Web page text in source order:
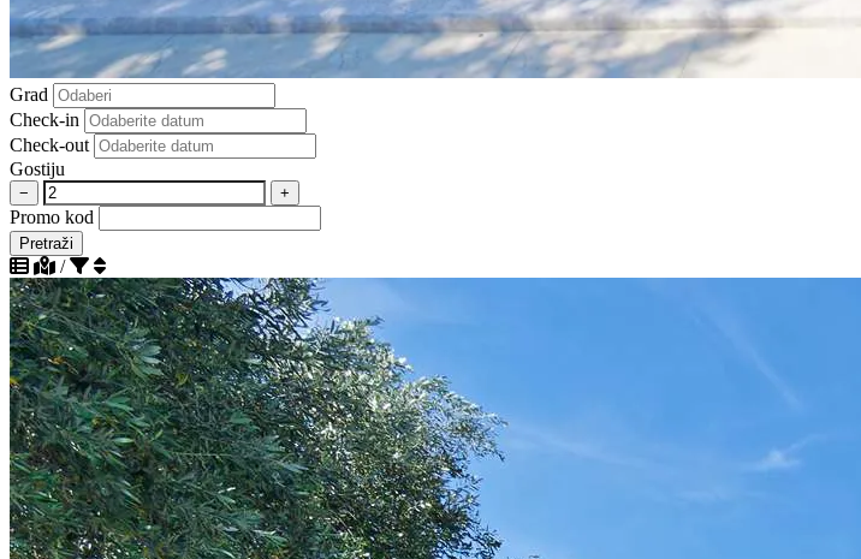
Grad
Check-in
Check-out
Gostiju
− +
Promo kod
Pretraži
/
Sortiraj po popularnosti silazno
Sortiraj po popularnosti uzlazno
Sortiraj po udaljenosti do plaže uzlazno
Sortiraj po udaljenosti do plaže silazno
Sortiraj po udaljenosti do centra uzlazno
Sortiraj po udaljenosti do centra silazno
Sortiraj po ocjeni silazno
Sortiraj po ocjeni uzlazno